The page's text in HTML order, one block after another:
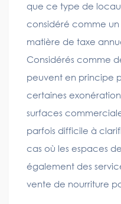
que ce type de
considéré comme
matière de taxe
Considérés comme
peuvent en principe
certaines
surfaces
parfois difficile à
cas où les espaces
également des
vente de nourriture